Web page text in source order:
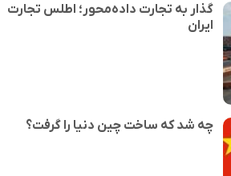
گذار به تجارت داده‌محور؛ اطلس تجارت
ایران
چه شد که ساخت چین دنیا را گرفت؟